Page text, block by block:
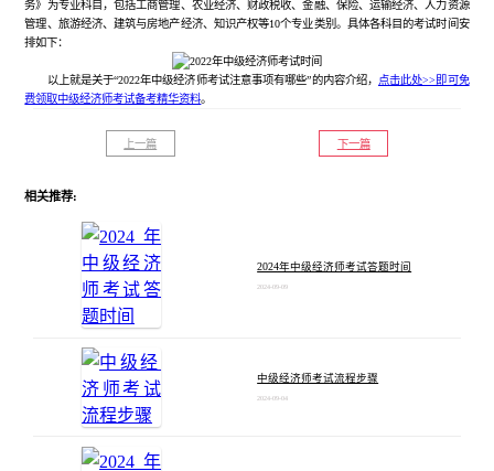
务》为专业科目，包括工商管理、农业经济、财政税收、金融、保险、运输经济、人力资源
管理、旅游经济、建筑与房地产经济、知识产权等10个专业类别。具体各科目的考试时间安
排如下：
以上就是关于“2022年中级经济师考试注意事项有哪些”的内容介绍， 点击此处>>即可免
费领取中级经济师考试备考精华资料。
上一篇 下一篇
相关推荐:
2024年中级经济师考试答题时间
2024-09-09
中级经济师考试流程步骤
2024-09-04